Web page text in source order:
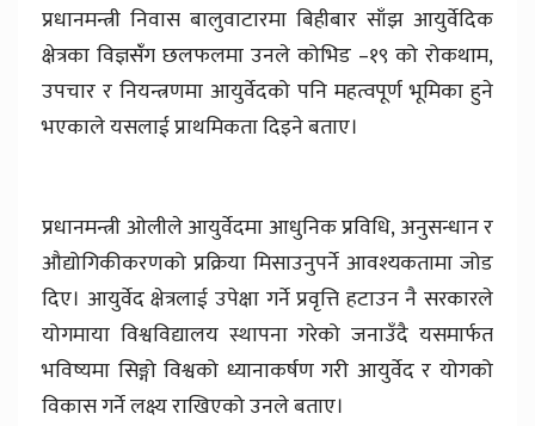
प्रधानमन्त्री निवास बालुवाटारमा बिहीबार साँझ आयुर्वेदिक
क्षेत्रका विज्ञसंँग छलफलमा उनले कोभिड –१९ को रोकथाम,
उपचार र नियन्त्रणमा आयुर्वेदको पनि महत्वपूर्ण भूमिका हुने
भएकाले यसलाई प्राथमिकता दिइने बताए।
प्रधानमन्त्री ओलीले आयुर्वेदमा आधुनिक प्रविधि, अनुसन्धान र
औद्योगिकीकरणको प्रक्रिया मिसाउनुपर्ने आवश्यकतामा जोड
दिए। आयुर्वेद क्षेत्रलाई उपेक्षा गर्ने प्रवृत्ति हटाउन नै सरकारले
योगमाया विश्वविद्यालय स्थापना गरेको जनाउँदै यसमार्फत
भविष्यमा सिङ्गो विश्वको ध्यानाकर्षण गरी आयुर्वेद र योगको
विकास गर्ने लक्ष्य राखिएको उनले बताए।